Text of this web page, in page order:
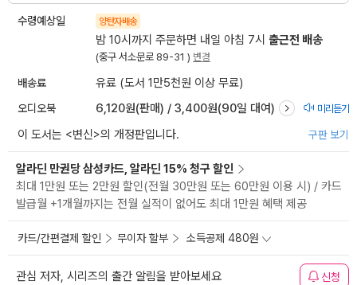
수령예상일 양탄자배송
밤 10시까지 주문하면 내일 아침 7시 출근전 배송
(중구 서소문로 89-31 ) 변경
배송료 유료 (도서 1만5천원 이상 무료)
오디오북 6,120원(판매) / 3,400원(90일 대여) 미리듣기
이 도서는 <변신>의 개정판입니다. 구판 보기
알라딘 만권당 삼성카드, 알라딘 15% 청구 할인
최대 1만원 또는 2만원 할인(전월 30만원 또는 60만원 이용 시) / 카드
발급월 +1개월까지는 전월 실적이 없어도 최대 1만원 혜택 제공
카드/간편결제 할인 무이자 할부 소득공제 480원
관심 저자, 시리즈의 출간 알림을 받아보세요 신청